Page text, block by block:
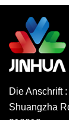
Die Anschrift
Shuangzha